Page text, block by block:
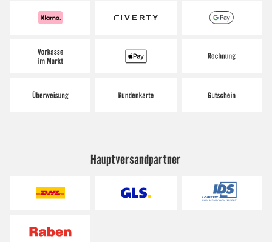
Hauptversandpartner